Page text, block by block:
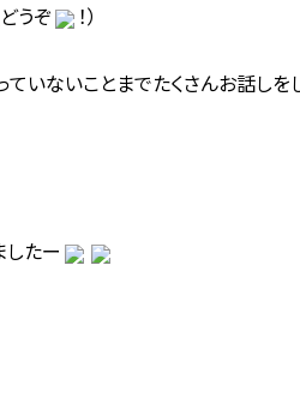
どうぞ ！）
ていないことまでたくさんお話しを
たー